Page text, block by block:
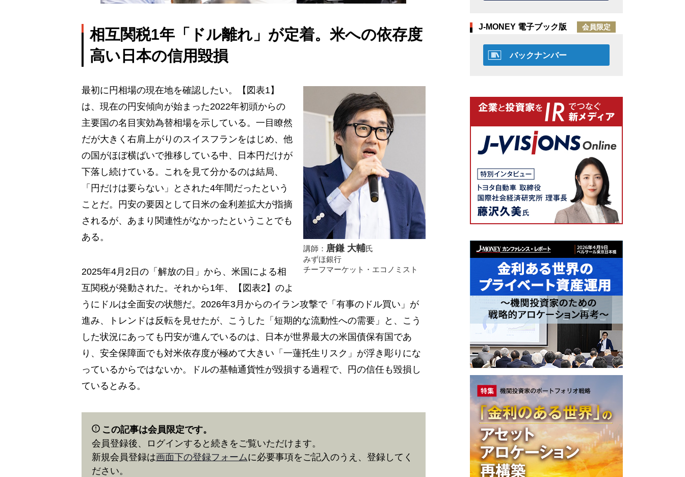
相互関税1年「ドル離れ」が定着。米への依存度
高い日本の信用毀損
講師： 唐鎌 大輔氏
みずほ銀行
チーフマーケット・エコノミスト
最初に円相場の現在地を確認したい。【図表1】
は、現在の円安傾向が始まった2022年初頭からの
主要国の名目実効為替相場を示している。一目瞭然
だが大きく右肩上がりのスイスフランをはじめ、他
の国がほぼ横ばいで推移している中、日本円だけが
下落し続けている。これを見て分かるのは結局、
「円だけは要らない」とされた4年間だったという
ことだ。円安の要因として日米の金利差拡大が指摘
されるが、あまり関連性がなかったということでも
ある。
2025年4月2日の「解放の日」から、米国による相
互関税が発動された。それから1年、【図表2】のよ
うにドルは全面安の状態だ。2026年3月からのイラン攻撃で「有事のドル買い」が
進み、トレンドは反転を見せたが、こうした「短期的な流動性への需要」と、こう
した状況にあっても円安が進んでいるのは、日本が世界最大の米国債保有国であ
り、安全保障面でも対米依存度が極めて大きい「一蓮托生リスク」が浮き彫りにな
っているからではないか。ドルの基軸通貨性が毀損する過程で、円の信任も毀損し
ているとみる。
この記事は会員限定です。
会員登録後、ログインすると続きをご覧いただけます。
新規会員登録は画面下の登録フォームに必要事項をご記入のうえ、登録してく
ださい。
J-MONEY 電子ブック版 会員限定
バックナンバー